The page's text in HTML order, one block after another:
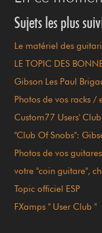
Sujets les plus
Le matériel des
LE TOPIC DES
Gibson Les Paul
Photos de vos racks /
Custom77 Users'
"Club Of Snobs":
Photos de vos guitares
votre "coin guitare",
Topic officiel ESP
FXamps " User Club "